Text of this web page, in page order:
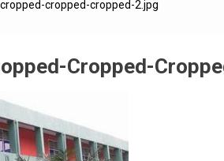
cropped-cropped-2.jpg
Cropped-